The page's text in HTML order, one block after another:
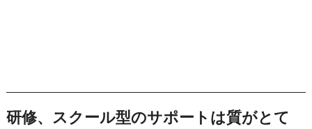
研修、スクール型のサポートは質がとて